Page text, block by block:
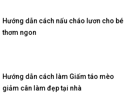
Hướng dẫn cách nấu cháo lươn cho bé
thơm ngon
Hướng dẫn cách làm Giấm táo mèo
giảm cân làm đẹp tại nhà